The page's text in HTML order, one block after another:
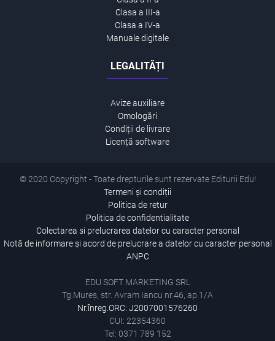
Clasa a III-a
Clasa a IV-a
Manuale digitale
LEGALITĂȚI
Avize auxiliare
Omologări
Condiții de livrare
Licență software
© 2020 Copyright - Toate drepturile sunt rezervate Editurii Edu!
Termeni și condiții
Politica de retur
Politica de confidentialitate
Colectarea si prelucrarea datelor cu caracter personal
Notă de informare și acord de prelucrare a datelor cu caracter personal
ANPC
EDU SOFT MARKETING SRL
Tg.Mureș, str. Avram Iancu nr.46, ap.1/A
Nr.înreg.ORC: J2007001576260
CUI: 22354360
Tel: 0371 789 152